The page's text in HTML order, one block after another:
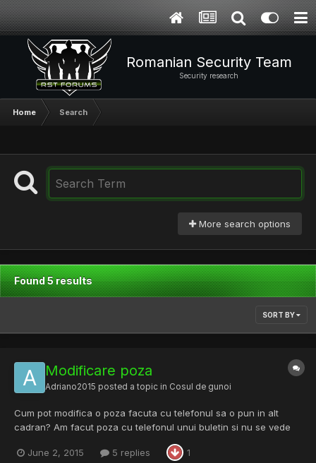
Romanian Security Team
Security research
Home Search
More search options
Found 5 results
SORT BY
Modificare poza
Adriano2015 posted a topic in Cosul de gunoi
Cum pot modifica o poza facuta cu telefonul sa o pun in alt
cadran? Am facut poza cu telefonul unui buletin si nu se vede
vede complet. Deci cum as putea sa modific poza sa se vada
June 2, 2015 5 replies 1